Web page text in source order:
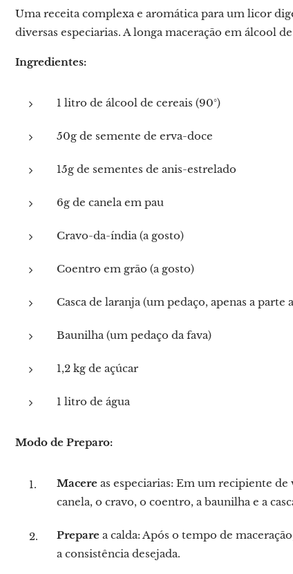
Uma receita complexa e aromática para um licor
diversas especiarias. A longa maceração em álcool
Ingredientes:
1 litro de álcool de cereais (90°)
50g de semente de erva-doce
15g de sementes de anis-estrelado
6g de canela em pau
Cravo-da-índia (a gosto)
Coentro em grão (a gosto)
Casca de laranja (um pedaço, apenas a parte
Baunilha (um pedaço da fava)
1,2 kg de açúcar
1 litro de água
Modo de Preparo:
Macere as especiarias: Em um recipiente
canela, o cravo, o coentro, a baunilha e a
Prepare a calda: Após o tempo de
a consistência desejada.